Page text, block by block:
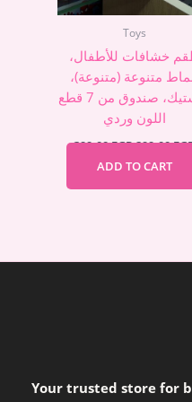
Toys
خشافات للأطفال،
متنوعة (متنوعة)،
بلاستيك، صندوق من 7 قطع
اللون وردي
399,00EGP299,00
ADD TO CART
Your trusted store for